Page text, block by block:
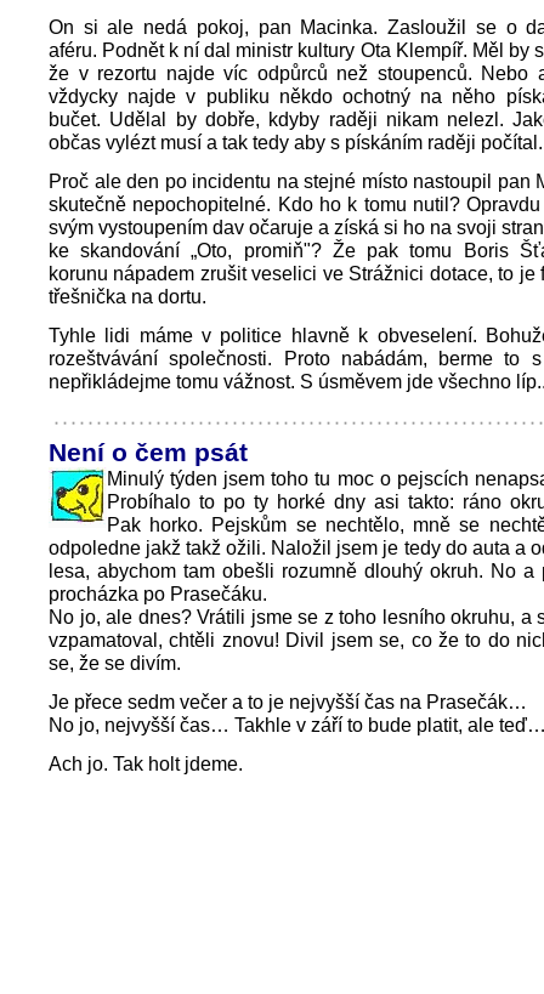
On si ale nedá pokoj, pan Macinka. Zasloužil se o
aféru. Podnět k ní dal ministr kultury Ota Klempíř. Měl by
že v rezortu najde víc odpůrců než stoupenců. Nebo
vždycky najde v publiku někdo ochotný na něho
bučet. Udělal by dobře, kdyby raději nikam nelezl.
občas vylézt musí a tak tedy aby s pískáním raději počítal.
Proč ale den po incidentu na stejné místo nastoupil pan
skutečně nepochopitelné. Kdo ho k tomu nutil?
svým vystoupením dav očaruje a získá si ho na svoji
ke skandování „Oto, promiň"? Že pak tomu Boris
korunu nápadem zrušit veselici ve Strážnici dotace, to je
třešnička na dortu.
Tyhle lidi máme v politice hlavně k obveselení.
rozeštvávání společnosti. Proto nabádám, berme to
nepřikládejme tomu vážnost. S úsměvem jde všechno
Není o čem psát
Minulý týden jsem toho tu moc o pejscích
Probíhalo to po ty horké dny asi takto: ráno
Pak horko. Pejskům se nechtělo, mně se
odpoledne jakž takž ožili. Naložil jsem je tedy do auta a
lesa, abychom tam obešli rozumně dlouhý okruh. No a
procházka po Prasečáku.
No jo, ale dnes? Vrátili jsme se z toho lesního okruhu, a
vzpamatoval, chtěli znovu! Divil jsem se, co že to do
se, že se divím.
Je přece sedm večer a to je nejvyšší čas na Prasečák…
No jo, nejvyšší čas… Takhle v září to bude platit, ale
Ach jo. Tak holt jdeme.